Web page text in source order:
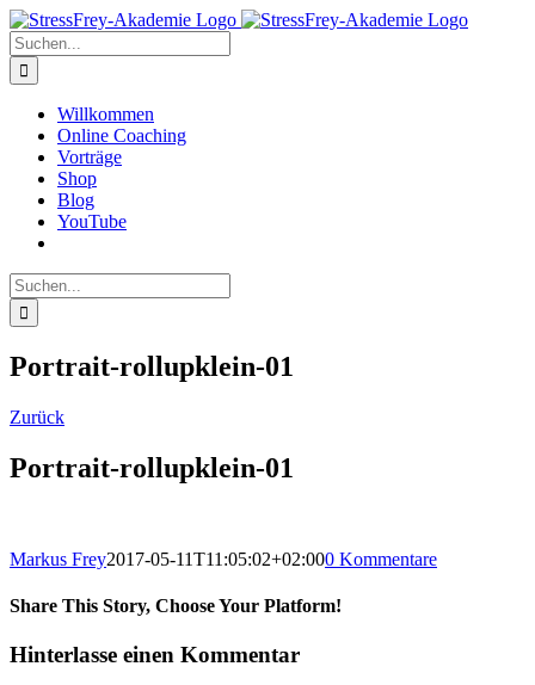
Zum
Inhalt
springen
Suche
nach:
Willkommen
Online Coaching
Vorträge
Shop
Blog
YouTube
Suche
nach:
Portrait-rollupklein-01
Zurück
Portrait-rollupklein-01
Markus Frey2017-05-11T11:05:02+02:000 Kommentare
Share This Story, Choose Your Platform!
Hinterlasse einen Kommentar